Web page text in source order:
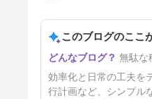
がラクになる。食欲回
約・DQW・DAYS
記録
11日前このブログのここ
無駄な
効率化と日常の工夫を
行計画など、シンプル